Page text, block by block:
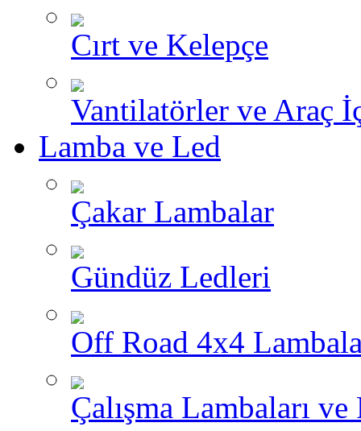
Cırt ve Kelepçe
Vantilatörler ve Araç
Lamba ve Led
Çakar Lambalar
Gündüz Ledleri
Off Road 4x4
Çalışma Lambaları